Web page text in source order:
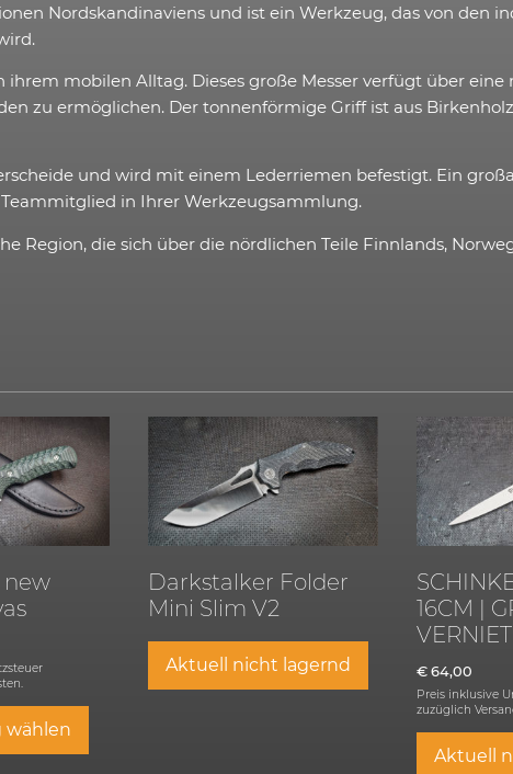
Nordskandinaviens und ist ein Werkzeug, das von den
mobilen Alltag. Dieses große Messer verfügt über
zu ermöglichen. Der tonnenförmige Griff ist aus
und wird mit einem Lederriemen befestigt. Ein
in Ihrer Werkzeugsammlung.
Region, die sich über die nördlichen Teile Finnlands,
new
wählen
Darkstalker Folder
Mini Slim V2
Aktuell nicht lagernd
16CM |
€64,00
Preis inklusive
zuzüglich
Aktuell